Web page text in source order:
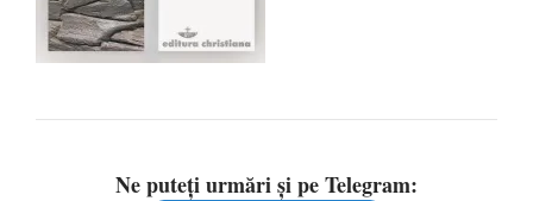
Ne puteți urmări și pe Telegram: